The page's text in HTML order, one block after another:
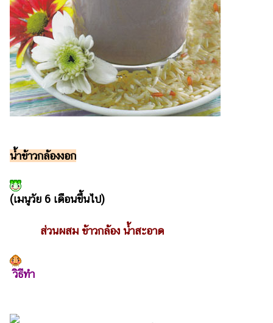
เที่ยว
สูตร
อาหาร
ง่ายๆ
ช้อป
ปิ้ง
บ้าน
การ
ตกแต่ง
ทอง
น้ำข้าวกล้องงอก
(เมนูวัย 6 เดือนขึ้นไป)
ส่วนผสม ข้าวกล้อง น้ำสะอาด
วิธีทำ